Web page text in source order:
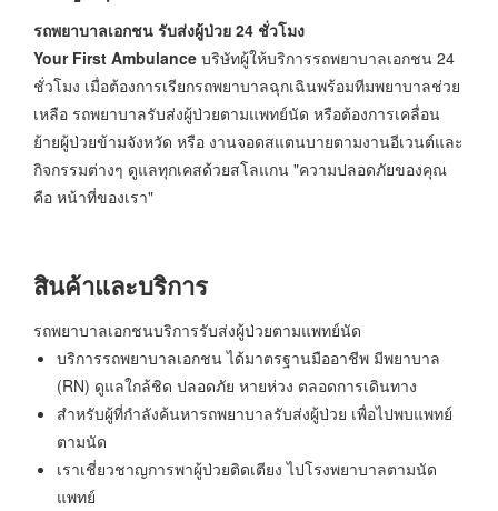
รถพยาบาลเอกชน รับส่งผู้ป่วย 24 ชั่วโมง
Your First Ambulance บริษัทผู้ให้บริการรถพยาบาลเอกชน 24
ชั่วโมง เมื่อต้องการเรียกรถพยาบาลฉุกเฉินพร้อมทีมพยาบาลช่วย
เหลือ รถพยาบาลรับส่งผู้ป่วยตามแพทย์นัด หรือต้องการเคลื่อน
ย้ายผู้ป่วยข้ามจังหวัด หรือ งานจอดสแตนบายตามงานอีเวนต์และ
กิจกรรมต่างๆ ดูแลทุกเคสด้วยสโลแกน "ความปลอดภัยของคุณ
คือ หน้าที่ของเรา"
สินค้าและบริการ
รถพยาบาลเอกชนบริการรับส่งผู้ป่วยตามแพทย์นัด
บริการรถพยาบาลเอกชน ได้มาตรฐานมืออาชีพ มีพยาบาล
(RN) ดูแลใกล้ชิด ปลอดภัย หายห่วง ตลอดการเดินทาง
สำหรับผู้ที่กำลังค้นหารถพยาบาลรับส่งผู้ป่วย เพื่อไปพบแพทย์
ตามนัด
เราเชี่ยวชาญการพาผู้ป่วยติดเตียง ไปโรงพยาบาลตามนัด
แพทย์